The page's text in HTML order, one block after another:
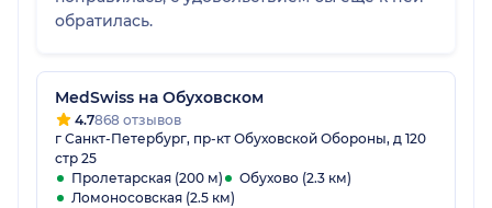
обратилась.
MedSwiss на Обуховском
4.7868 отзывов
г Санкт-Петербург, пр-кт Обуховской Обороны, д 120
стр 25
Пролетарская (200 м)
Обухово (2.3 км)
Ломоносовская (2.5 км)